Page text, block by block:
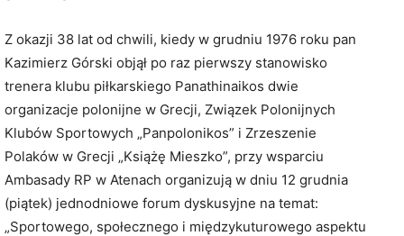
Z okazji 38 lat od chwili, kiedy w grudniu 1976 roku pan
Kazimierz Górski objął po raz pierwszy stanowisko
trenera klubu piłkarskiego Panathinaikos dwie
organizacje polonijne w Grecji, Związek Polonijnych
Klubów Sportowych „Panpolonikos” i Zrzeszenie
Polaków w Grecji „Książę Mieszko”, przy wsparciu
Ambasady RP w Atenach organizują w dniu 12 grudnia
(piątek) jednodniowe forum dyskusyjne na temat:
„Sportowego, społecznego i międzykuturowego aspektu